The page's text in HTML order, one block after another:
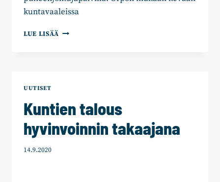
kuntavaaleissa
LUE LISÄÄ KOKOOMUKSEN
UUTISET
Kuntien talous
hyvinvoinnin takaajana
14.9.2020